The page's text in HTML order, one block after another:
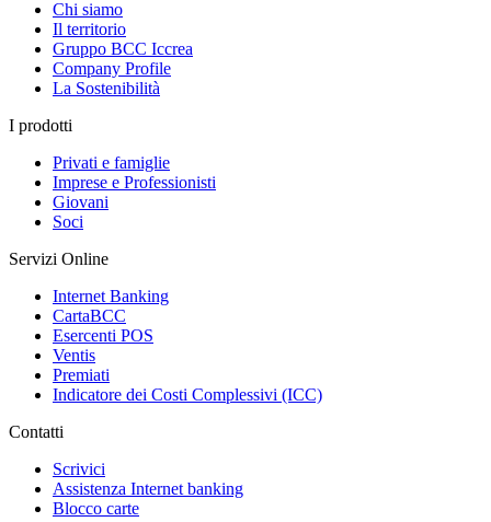
Chi siamo
Il territorio
Gruppo BCC Iccrea
Company Profile
La Sostenibilità
I prodotti
Privati e famiglie
Imprese e Professionisti
Giovani
Soci
Servizi Online
Internet Banking
CartaBCC
Esercenti POS
Ventis
Premiati
Indicatore dei Costi Complessivi (ICC)
Contatti
Scrivici
Assistenza Internet banking
Blocco carte